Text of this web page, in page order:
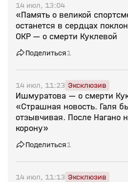
14 июл, 13:04
«Память о великой
останется в сердцах
ОКР — о смерти Куклевой
Поделиться1
14 июл, 11:23 Эксклюзив
Ишмуратова — о смерти
«Страшная новость. Галя
отзывчивая. После Нагано
корону»
Поделиться1
14 июл, 11:13 Эксклюзив